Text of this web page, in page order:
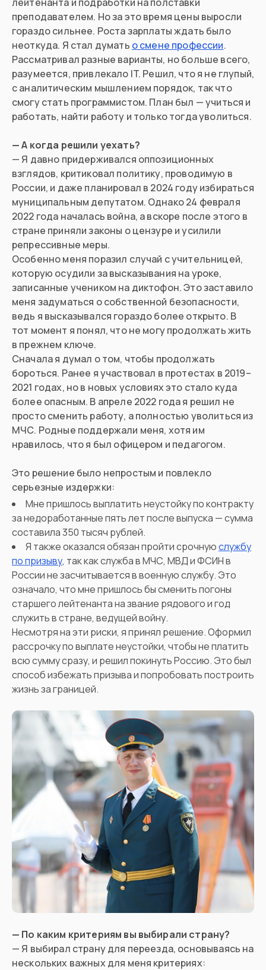
преподавателем. Но за это время цены выросли
гораздо сильнее. Роста зарплаты ждать было
неоткуда. Я стал думать о смене профессии.
Рассматривал разные варианты, но больше всего,
разумеется, привлекало IT. Решил, что я не глупый,
с аналитическим мышлением порядок, так что
смогу стать программистом. План был — учиться и
работать, найти работу и только тогда уволиться.
— А когда решили уехать?
— Я давно придерживался оппозиционных
взглядов, критиковал политику, проводимую в
России, и даже планировал в 2024 году избираться
муниципальным депутатом. Однако 24 февраля
2022 года началась война, а вскоре после этого в
стране приняли законы о цензуре и усилили
репрессивные меры.
Особенно меня поразил случай с учительницей,
которую осудили за высказывания на уроке,
записанные учеником на диктофон. Это заставило
меня задуматься о собственной безопасности,
ведь я высказывался гораздо более открыто. В
тот момент я понял, что не могу продолжать жить
в прежнем ключе.
Сначала я думал о том, чтобы продолжать
бороться. Ранее я участвовал в протестах в 2019–
2021 годах, но в новых условиях это стало куда
более опасным. В апреле 2022 года я решил не
просто сменить работу, а полностью уволиться из
МЧС. Родные поддержали меня, хотя им
нравилось, что я был офицером и педагогом.
Это решение было непростым и повлекло
серьезные издержки:
Мне пришлось выплатить неустойку по контракту
за недоработанные пять лет после выпуска — сумма
составила 350 тысяч рублей.
Я также оказался обязан пройти срочнуюслужбу
по призыву, так как служба в МЧС, МВД и ФСИН в
России не засчитывается в военную службу. Это
означало, что мне пришлось бы сменить погоны
старшего лейтенанта на звание рядового и год
служить в стране, ведущей войну.
Несмотря на эти риски, я принял решение. Оформил
рассрочку по выплате неустойки, чтобы не платить
всю сумму сразу, и решил покинуть Россию. Это был
способ избежать призыва и попробовать построить
жизнь за границей.
— По каким критериям вы выбирали страну?
— Я выбирал страну для переезда, основываясь на
нескольких важных для меня критериях: